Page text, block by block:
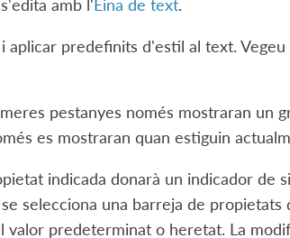
amb l'Eina de text.
aplicar predefinits d'estil al text. Vegeu
pestanyes només mostraran un
es mostraran quan estiguin
indicada donarà un indicador de
selecciona una barreja de
predeterminat o heretat. La